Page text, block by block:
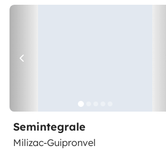
Semintegrale
Milizac-Guipronvel